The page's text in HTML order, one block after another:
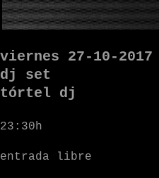
viernes 27-10-2017
dj set
tórtel dj
23:30h
entrada libre